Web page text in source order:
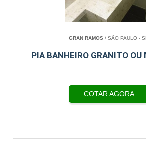
GRAN RAMOS / SÃO PAULO -
PIA BANHEIRO GRANITO OU
COTAR AGORA